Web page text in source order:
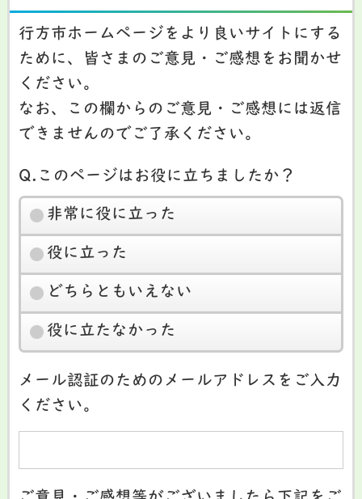
行方市ホームページをより良いサイトにする
ために、皆さまのご意見・ご感想をお聞かせ
ください。
なお、この欄からのご意見・ご感想には返信
できませんのでご了承ください。
Q.このページはお役に立ちましたか？
非常に役に立った
役に立った
どちらともいえない
役に立たなかった
メール認証のためのメールアドレスをご入力
ください。